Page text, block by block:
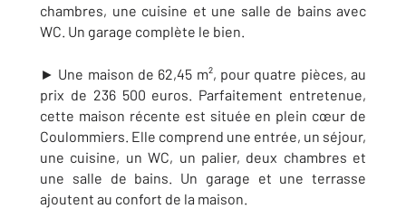
chambres, une cuisine et une salle de bains avec
WC. Un garage complète le bien.
► Une maison de 62,45 m², pour quatre pièces, au
prix de 236 500 euros. Parfaitement entretenue,
cette maison récente est située en plein cœur de
Coulommiers. Elle comprend une entrée, un séjour,
une cuisine, un WC, un palier, deux chambres et
une salle de bains. Un garage et une terrasse
ajoutent au confort de la maison.